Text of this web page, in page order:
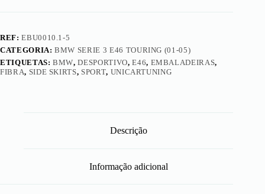
REF:EBU0010.1-5
CATEGORIA:BMW SERIE 3 E46 TOURING (01-05)
ETIQUETAS:BMW,DESPORTIVO,E46, EMBALADEIRAS,
FIBRA, SIDE SKIRTS, SPORT, UNICARTUNING
Descrição
Informação adicional